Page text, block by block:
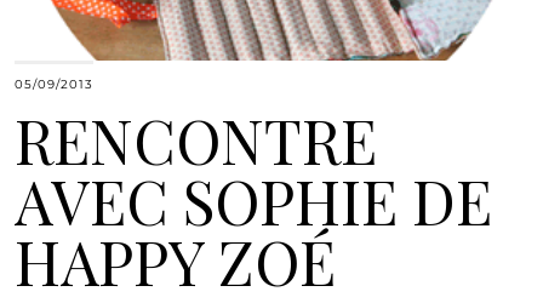
05/09/2013
RENCONTRE
AVEC SOPHIE DE
HAPPY ZOÉ